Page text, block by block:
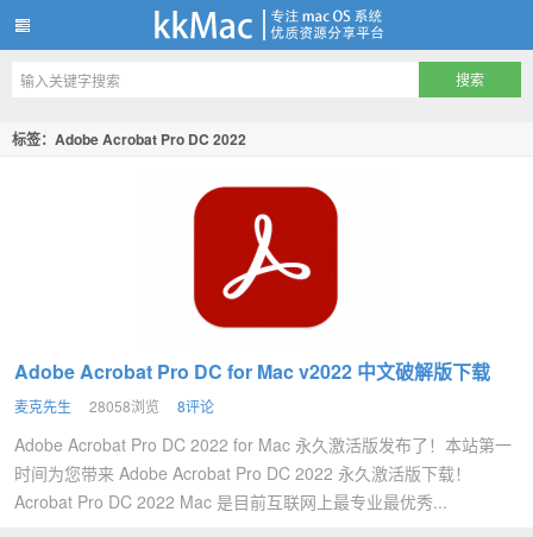
kkMac
标签：Adobe Acrobat Pro DC 2022
Adobe Acrobat Pro DC for Mac v2022 中文破解版下载
麦克先生 28058浏览 8评论
Adobe Acrobat Pro DC 2022 for Mac 永久激活版发布了！本站第一
时间为您带来 Adobe Acrobat Pro DC 2022 永久激活版下载！
Acrobat Pro DC 2022 Mac 是目前互联网上最专业最优秀...